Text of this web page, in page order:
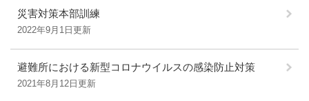
災害対策本部訓練
2022年9月1日更新
避難所における新型コロナウイルスの感染防止対策
2021年8月12日更新